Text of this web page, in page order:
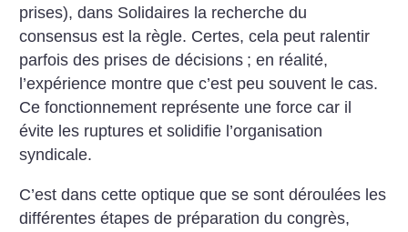
prises), dans Solidaires la recherche du
consensus est la règle. Certes, cela peut ralentir
parfois des prises de décisions ; en réalité,
l’expérience montre que c’est peu souvent le cas.
Ce fonctionnement représente une force car il
évite les ruptures et solidifie l’organisation
syndicale.
C’est dans cette optique que se sont déroulées les
différentes étapes de préparation du congrès,